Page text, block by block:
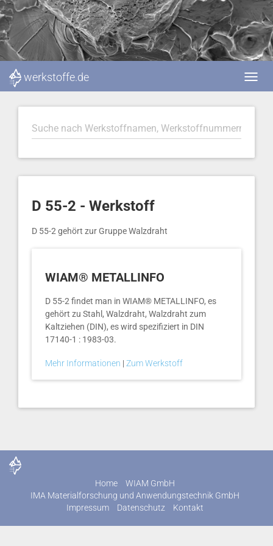
werkstoffe.de
D 55-2 - Werkstoff
D 55-2 gehört zur Gruppe Walzdraht
WIAM® METALLINFO
D 55-2 findet man in WIAM® METALLINFO, es
gehört zu Stahl, Walzdraht, Walzdraht zum
Kaltziehen (DIN), es wird spezifiziert in DIN
17140-1 : 1983-03.
Mehr Informationen | Zum Werkstoff
Home
WIAM GmbH
IMA Materialforschung und Anwendungstechnik GmbH
Impressum
Datenschutz Kontakt